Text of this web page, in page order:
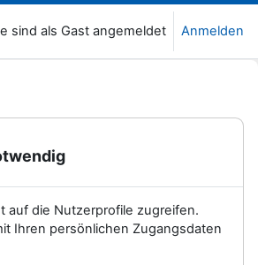
sind als Gast angemeldet Anmelden
auf die Nutzerprofile zugreifen.
Ihren persönlichen Zugangsdaten